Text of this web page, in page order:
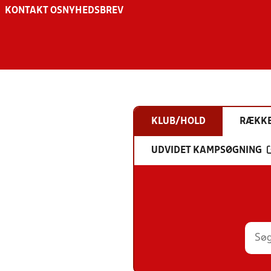
KONTAKT OS NYHEDSBREV
KLUB/HOLD
UDVIDET KAMPSØGNING